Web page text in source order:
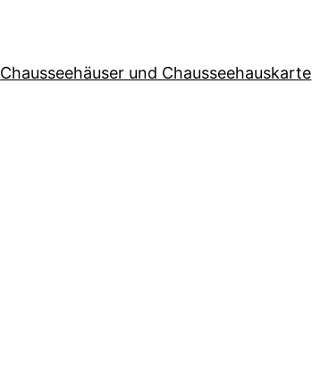
Chausseehäuser und Chausseehauskarte